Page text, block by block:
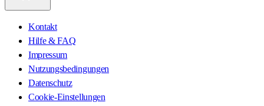
Kontakt
Hilfe & FAQ
Impressum
Nutzungsbedingungen
Datenschutz
Cookie-Einstellungen